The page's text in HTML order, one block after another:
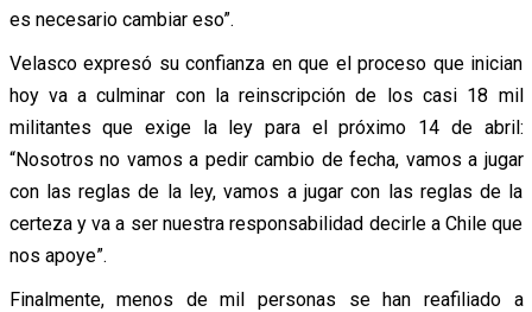
es necesario cambiar eso”.
Velasco expresó su confianza en que el proceso que inician
hoy va a culminar con la reinscripción de los casi 18 mil
militantes que exige la ley para el próximo 14 de abril:
“Nosotros no vamos a pedir cambio de fecha, vamos a jugar
con las reglas de la ley, vamos a jugar con las reglas de la
certeza y va a ser nuestra responsabilidad decirle a Chile que
nos apoye”.
Finalmente, menos de mil personas se han reafiliado a